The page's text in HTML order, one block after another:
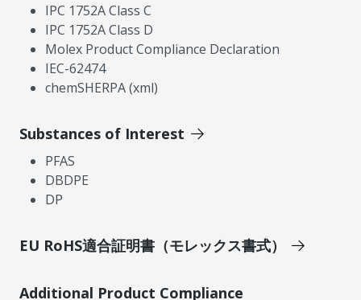
IPC 1752A Class C
IPC 1752A Class D
Molex Product Compliance Declaration
IEC-62474
chemSHERPA (xml)
Substances of Interest
PFAS
DBDPE
DP
EU RoHS適合証明書（モレックス書式）
Additional Product Compliance